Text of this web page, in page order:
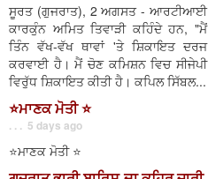
ਸੂਰਤ (ਗੁਜਰਾਤ), 2 ਅਗਸਤ - ਆਰਟੀਆਈ
ਕਾਰਕੁੰਨ ਅਮਿਤ ਤਿਵਾੜੀ ਕਹਿੰਦੇ ਹਨ, "ਮੈਂ
ਤਿੰਨ ਵੱਖ-ਵੱਖ ਥਾਵਾਂ 'ਤੇ ਸ਼ਿਕਾਇਤ ਦਰਜ
ਕਰਵਾਈ ਹੈ। ਮੈਂ ਚੋਣ ਕਮਿਸ਼ਨ ਵਿਚ ਸੀਜੇਪੀ
ਵਿਰੁੱਧ ਸ਼ਿਕਾਇਤ ਕੀਤੀ ਹੈ। ਕਪਿਲ ਸਿੱਬਲ...
⭐️ਮਾਣਕ ਮੋਤੀ ⭐️
. . . 5 days ago
⭐️ਮਾਣਕ ਮੋਤੀ ⭐️